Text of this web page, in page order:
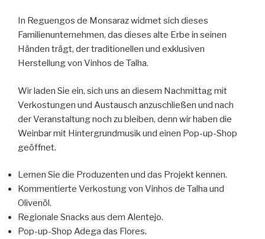
In Reguengos de Monsaraz widmet sich dieses
Familienunternehmen, das dieses alte Erbe in seinen
Händen trägt, der traditionellen und exklusiven
Herstellung von Vinhos de Talha.
Wir laden Sie ein, sich uns an diesem Nachmittag mit
Verkostungen und Austausch anzuschließen und nach
der Veranstaltung noch zu bleiben, denn wir haben die
Weinbar mit Hintergrundmusik und einen Pop-up-Shop
geöffnet.
Lernen Sie die Produzenten und das Projekt kennen.
Kommentierte Verkostung von Vinhos de Talha und
Olivenöl.
Regionale Snacks aus dem Alentejo.
Pop-up-Shop Adega das Flores.